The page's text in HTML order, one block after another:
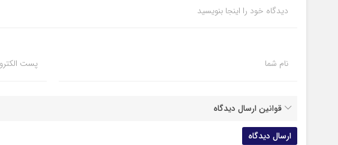
دیدگاه خود را اینجا بنویسید
نام شما پست
قوانین ارسال دیدگاه